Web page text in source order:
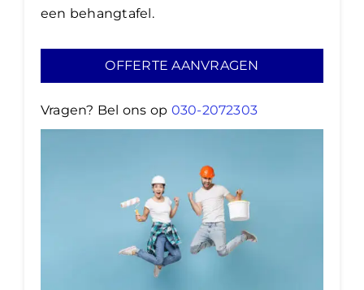
een behangtafel.
OFFERTE AANVRAGEN
Vragen? Bel ons op 030-2072303